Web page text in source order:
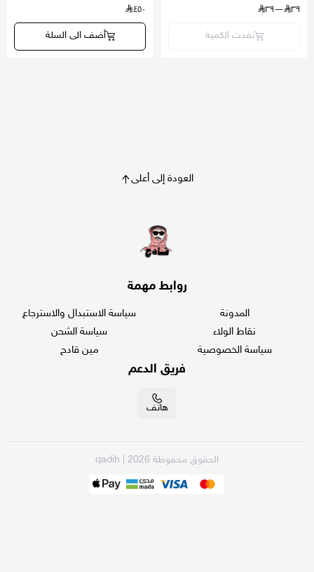
٣٩
—٣٩
نفدت الكمية
٤٥٠
أضف الى السلة
العودة إلى أعلى
روابط مهمة
المدونة
نقاط الولاء
سياسة الخصوصية
سياسة الاستبدال والاسترجاع
سياسة الشحن
مين قادح
فريق الدعم
هاتف
الحقوق محفوظة 2026 | qadih